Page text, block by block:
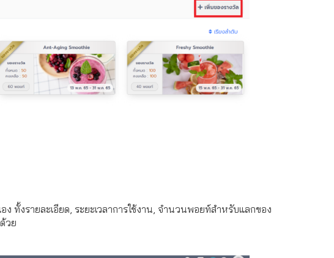
ง ทั้งรายละเอียด, ระยะเวลาการใช้งาน, จำนวนพอยท์สำหรับแลกของ
วย